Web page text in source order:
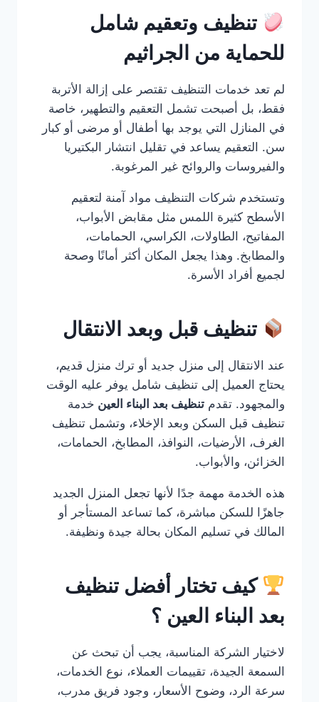
تنظيف وتعقيم شامل
للحماية من الجراثيم
لم تعد خدمات التنظيف تقتصر على إزالة الأتربة
فقط، بل أصبحت تشمل التعقيم والتطهير، خاصة
في المنازل التي يوجد بها أطفال أو مرضى أو كبار
سن. التعقيم يساعد في تقليل انتشار البكتيريا
والفيروسات والروائح غير المرغوبة.
وتستخدم شركات التنظيف مواد آمنة لتعقيم
الأسطح كثيرة اللمس مثل مقابض الأبواب،
المفاتيح، الطاولات، الكراسي، الحمامات،
والمطابخ. وهذا يجعل المكان أكثر أمانًا وصحة
لجميع أفراد الأسرة.
تنظيف قبل وبعد الانتقال
عند الانتقال إلى منزل جديد أو ترك منزل قديم،
يحتاج العميل إلى تنظيف شامل يوفر عليه الوقت
والمجهود. تقدم تنظيف بعد البناء العين خدمة
تنظيف قبل السكن وبعد الإخلاء، وتشمل تنظيف
الغرف، الأرضيات، النوافذ، المطابخ، الحمامات،
الخزائن، والأبواب.
هذه الخدمة مهمة جدًا لأنها تجعل المنزل الجديد
جاهزًا للسكن مباشرة، كما تساعد المستأجر أو
المالك في تسليم المكان بحالة جيدة ونظيفة.
كيف تختار أفضل تنظيف
بعد البناء العين ؟
لاختيار الشركة المناسبة، يجب أن تبحث عن
السمعة الجيدة، تقييمات العملاء، نوع الخدمات،
سرعة الرد، وضوح الأسعار، وجود فريق مدرب،